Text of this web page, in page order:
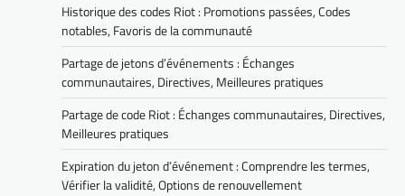
Historique des codes Riot : Promotions passées, Codes
notables, Favoris de la communauté
Partage de jetons d’événements : Échanges
communautaires, Directives, Meilleures pratiques
Partage de code Riot : Échanges communautaires, Directives,
Meilleures pratiques
Expiration du jeton d’événement : Comprendre les termes,
Vérifier la validité, Options de renouvellement